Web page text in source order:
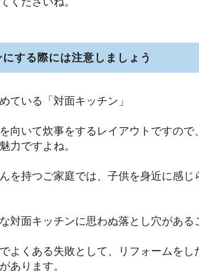
する際には注意しましょう
ている「対面キッチン」
向いて炊事をするレイアウトですの
力ですよね。
を持つご家庭では、子供を身近に感
対面キッチンに思わぬ落とし穴がある
よくある失敗として、リフォームを
あります。